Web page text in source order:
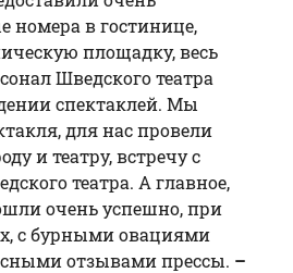
номера в гостинице,
площадку, весь
Шведского театра
спектаклей. Мы
для нас провели
и театру, встречу с
театра. А главное,
очень успешно, при
с бурными овациями
отзывами прессы. –